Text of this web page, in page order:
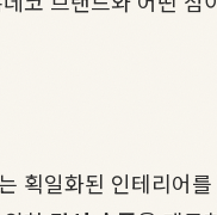
는 획일화된 인테리어